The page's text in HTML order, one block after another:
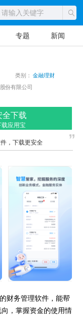
专题 新闻
类别：金融理财
份有限公司
全下载
载应用宝
，下载更安全
务管理软件，能帮
，掌握资金的使用情